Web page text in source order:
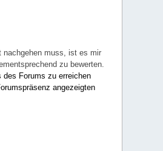
nachgehen muss, ist es mir
zu bewerten.
Forums zu erreichen
angezeigten